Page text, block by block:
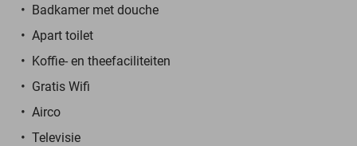
Badkamer met douche
Apart toilet
Koffie- en theefaciliteiten
Gratis Wifi
Airco
Televisie